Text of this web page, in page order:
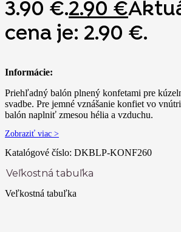
3.90 €.2.90 €
cena je: 2.90 €.
Informácie:
Priehľadný balón plnený konfetami pre
svadbe. Pre jemné vznášanie konfiet vo
balón naplniť zmesou hélia a vzduchu.
Zobraziť viac >
Katalógové číslo: DKBLP-KONF260
Veľkostná tabuľka
Veľkostná tabuľka